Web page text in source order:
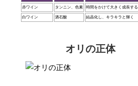
赤ワイン タンニン、色素 時間をかけて大きく成長する
白ワイン 酒石酸 結晶化し、キラキラと輝く
オリの正体